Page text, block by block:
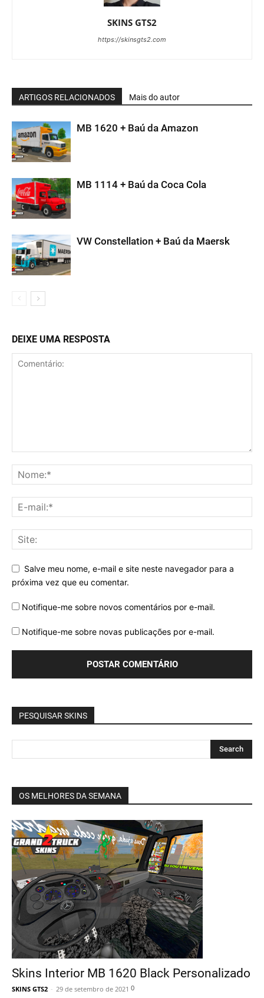
SKINS GTS2
https://skinsgts2.com
ARTIGOS RELACIONADOS Mais do autor
MB 1620 + Baú da Amazon
MB 1114 + Baú da Coca Cola
VW Constellation + Baú da Maersk
DEIXE UMA RESPOSTA
Salve meu nome, e-mail e site neste navegador para a
próxima vez que eu comentar.
Notifique-me sobre novos comentários por e-mail.
Notifique-me sobre novas publicações por e-mail.
PESQUISAR SKINS
OS MELHORES DA SEMANA
Skins Interior MB 1620 Black Personalizado
SKINS GTS2 - 29 de setembro de 2021 0